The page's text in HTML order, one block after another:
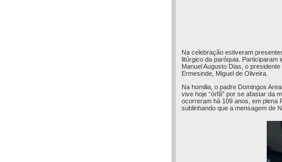
Na celebração estiveram
litúrgico da paróquia. Participaram
Manuel Augusto Dias, o
Ermesinde, Miguel de Oliveira.
Na homilia, o padre Domingos
vive hoje “órfã” por se afastar da
ocorreram há 109 anos, em plena
sublinhando que a mensagem de